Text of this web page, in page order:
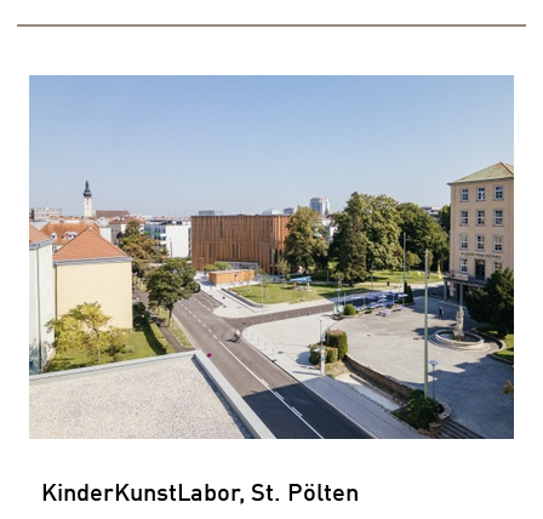
KinderKunstLabor, St. Pölten